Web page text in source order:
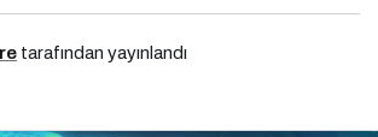
tarafından yayınlandı